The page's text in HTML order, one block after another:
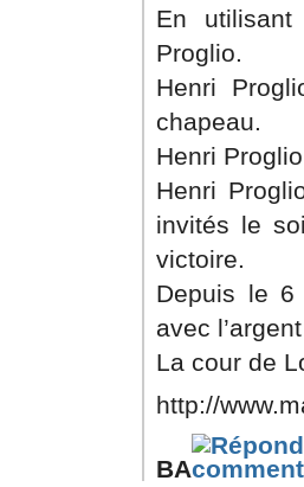
En utilisant
Proglio.
Henri
chapeau.
Henri
Henri
invités le
victoire.
Depuis le
avec
La cour de
http://
BA